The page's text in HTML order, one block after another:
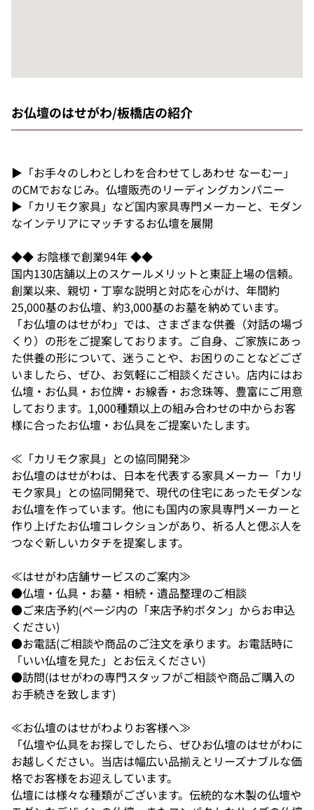
お仏壇のはせがわ/板橋店の紹介
▶「お手々のしわとしわを合わせてしあわせ なーむー」
のCMでおなじみ。仏壇販売のリーディングカンパニー
▶「カリモク家具」など国内家具専門メーカーと、モダン
なインテリアにマッチするお仏壇を展開
◆◆ お陰様で創業94年 ◆◆
国内130店舗以上のスケールメリットと東証上場の信頼。
創業以来、親切・丁寧な説明と対応を心がけ、年間約
25,000基のお仏壇、約3,000基のお墓を納めています。
「お仏壇のはせがわ」では、さまざまな供養（対話の場づ
くり）の形をご提案しております。ご自身、ご家族にあっ
た供養の形について、迷うことや、お困りのことなどござ
いましたら、ぜひ、お気軽にご相談ください。店内にはお
仏壇・お仏具・お位牌・お線香・お念珠等、豊富にご用意
しております。1,000種類以上の組み合わせの中からお客
様に合ったお仏壇・お仏具をご提案いたします。
≪「カリモク家具」との協同開発≫
お仏壇のはせがわは、日本を代表する家具メーカー「カリ
モク家具」との協同開発で、現代の住宅にあったモダンな
お仏壇を作っています。他にも国内の家具専門メーカーと
作り上げたお仏壇コレクションがあり、祈る人と偲ぶ人を
つなぐ新しいカタチを提案します。
≪はせがわ店舗サービスのご案内≫
●仏壇・仏具・お墓・相続・遺品整理のご相談
●ご来店予約(ページ内の「来店予約ボタン」からお申込
ください)
●お電話(ご相談や商品のご注文を承ります。お電話時に
「いい仏壇を見た」とお伝えください)
●訪問(はせがわの専門スタッフがご相談や商品ご購入の
お手続きを致します)
≪お仏壇のはせがわよりお客様へ≫
「仏壇や仏具をお探しでしたら、ぜひお仏壇のはせがわに
お越しください。当店は幅広い品揃えとリーズナブルな価
格でお客様をお迎えしています。
仏壇には様々な種類がございます。伝統的な木製の仏壇や